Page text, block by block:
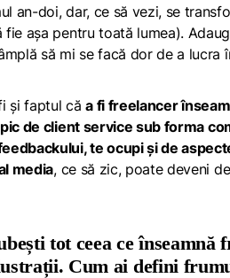
an-doi, dar, ce să vezi, se
fie așa pentru toată lumea).
să mi se facă dor de a
și faptul căa fi freelancer
de client service sub forma
, te ocupi și de
media, ce să zic, poate deveni
tot ceea ce
Cum ai defini